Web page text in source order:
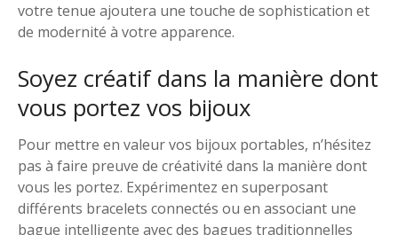
votre tenue ajoutera une touche de sophistication et
de modernité à votre apparence.
Soyez créatif dans la manière dont
vous portez vos bijoux
Pour mettre en valeur vos bijoux portables, n’hésitez
pas à faire preuve de créativité dans la manière dont
vous les portez. Expérimentez en superposant
différents bracelets connectés ou en associant une
bague intelligente avec des bagues traditionnelles